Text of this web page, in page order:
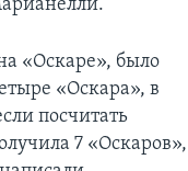
«Оскаре», было
«Оскара», в
посчитать
7 «Оскаров»,